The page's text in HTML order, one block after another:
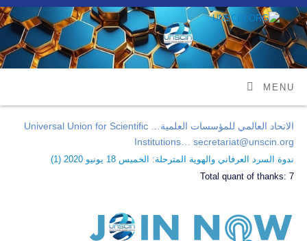
MENU
الاتحاد العالمي للمؤسسات العلمية… Universal Union for Scientific
Institutions… secretariat@unscin.org
ندوة السرد العرفاني والهوية المترحلة: الخميس 18 يونيو 2020 ( 1
)
Total quant of thanks:7